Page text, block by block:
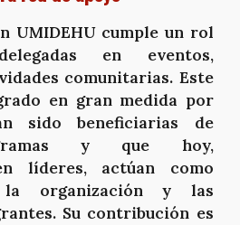
UMIDEHU cumple un rol
en eventos,
comunitarias. Este
en gran medida por
sido beneficiarias de
y que hoy,
líderes, actúan como
la organización y las
Su contribución es